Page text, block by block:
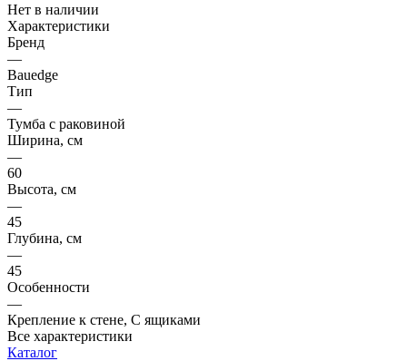
Нет в наличии
Характеристики
Бренд
—
Bauedge
Тип
—
Тумба с раковиной
Ширина, см
—
60
Высота, см
—
45
Глубина, см
—
45
Особенности
—
Крепление к стене, С ящиками
Все характеристики
Каталог